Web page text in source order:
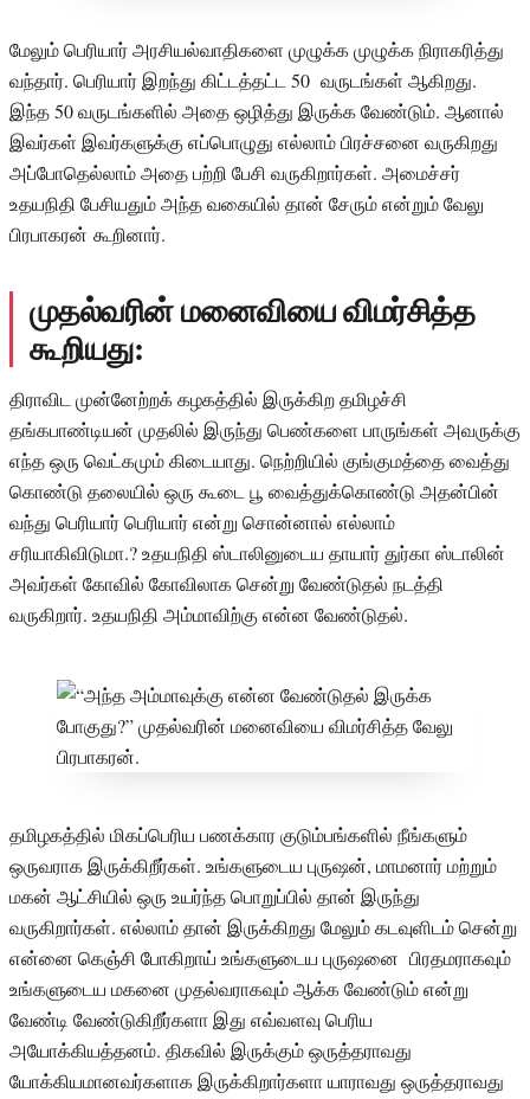
மேலும் பெரியார் அரசியல்வாதிகளை முழுக்க முழுக்க நிராகரித்து
வந்தார். பெரியார் இறந்து கிட்டத்தட்ட 50 வருடங்கள் ஆகிறது.
இந்த 50 வருடங்களில் அதை ஒழித்து இருக்க வேண்டும். ஆனால்
இவர்கள் இவர்களுக்கு எப்பொழுது எல்லாம் பிரச்சனை வருகிறது
அப்போதெல்லாம் அதை பற்றி பேசி வருகிறார்கள். அமைச்சர்
உதயநிதி பேசியதும் அந்த வகையில் தான் சேரும் என்றும் வேலு
பிரபாகரன் கூறினார்.
முதல்வரின் மனைவியை விமர்சித்த
கூறியது:
திராவிட முன்னேற்றக் கழகத்தில் இருக்கிற தமிழச்சி
தங்கபாண்டியன் முதலில் இருந்து பெண்களை பாருங்கள் அவருக்கு
எந்த ஒரு வெட்கமும் கிடையாது. நெற்றியில் குங்குமத்தை வைத்து
கொண்டு தலையில் ஒரு கூடை பூ வைத்துக்கொண்டு அதன்பின்
வந்து பெரியார் பெரியார் என்று சொன்னால் எல்லாம்
சரியாகிவிடுமா.? உதயநிதி ஸ்டாலினுடைய தாயார் துர்கா ஸ்டாலின்
அவர்கள் கோவில் கோவிலாக சென்று வேண்டுதல் நடத்தி
வருகிறார். உதயநிதி அம்மாவிற்கு என்ன வேண்டுதல்.
தமிழகத்தில் மிகப்பெரிய பணக்கார குடும்பங்களில் நீங்களும்
ஒருவராக இருக்கிறீர்கள். உங்களுடைய புருஷன், மாமனார் மற்றும்
மகன் ஆட்சியில் ஒரு உயர்ந்த பொறுப்பில் தான் இருந்து
வருகிறார்கள். எல்லாம் தான் இருக்கிறது மேலும் கடவுளிடம் சென்று
என்னை கெஞ்சி போகிறாய் உங்களுடைய புருஷனை பிரதமராகவும்
உங்களுடைய மகனை முதல்வராகவும் ஆக்க வேண்டும் என்று
வேண்டி வேண்டுகிறீர்களா இது எவ்வளவு பெரிய
அயோக்கியத்தனம். திகவில் இருக்கும் ஒருத்தராவது
யோக்கியமானவர்களாக இருக்கிறார்களா யாராவது ஒருத்தராவது